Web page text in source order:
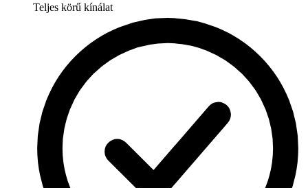
Teljes körű kínálat